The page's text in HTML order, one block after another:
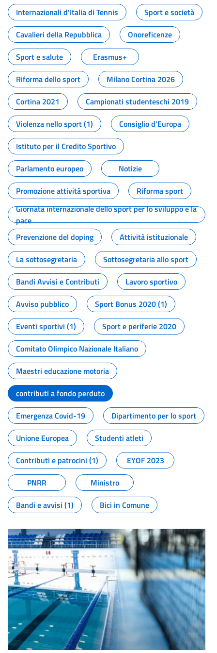
Internazionali d'Italia di Tennis
Sport e società
Cavalieri della Repubblica
Onoreficenze
Sport e salute
Erasmus+
Riforma dello sport
Milano Cortina 2026
Cortina 2021
Campionati studenteschi 2019
Violenza nello sport (1)
Consiglio d'Europa
Istituto per il Credito Sportivo
Parlamento europeo
Notizie
Promozione attività sportiva
Riforma sport
Giornata internazionale dello sport per lo sviluppo e la
pace
Prevenzione del doping
Attività istituzionale
La sottosegretaria
Sottosegretaria allo sport
Bandi Avvisi e Contributi
Lavoro sportivo
Avviso pubblico
Sport Bonus 2020 (1)
Eventi sportivi (1)
Sport e periferie 2020
Comitato Olimpico Nazionale Italiano
Maestri educazione motoria
contributi a fondo perduto
Emergenza Covid-19
Dipartimento per lo sport
Unione Europea
Studenti atleti
Contributi e patrocini (1)
EYOF 2023
PNRR
Ministro
Bandi e avvisi (1)
Bici in Comune